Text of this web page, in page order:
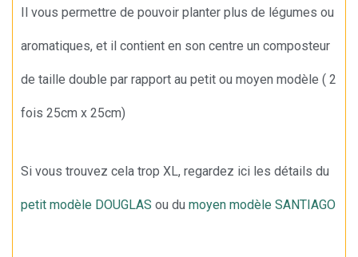
Il vous permettre de pouvoir planter plus de légumes ou
aromatiques, et il contient en son centre un composteur
de taille double par rapport au petit ou moyen modèle ( 2
fois 25cm x 25cm)
Si vous trouvez cela trop XL, regardez ici les détails du
petit modèle DOUGLAS ou du moyen modèle SANTIAGO